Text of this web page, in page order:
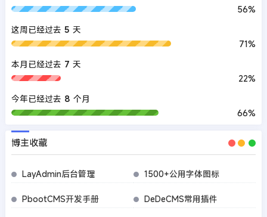
56%
这周已经过去 5 天
71%
本月已经过去 7 天
22%
今年已经过去 8 个月
66%
博主收藏
LayAdmin后台管理 1500+公用字体图标
PbootCMS开发手册 DeDeCMS常用插件